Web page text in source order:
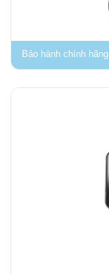
Bảo hành chính hãng